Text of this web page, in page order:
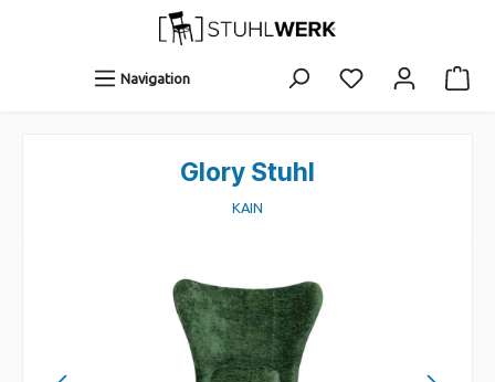
Navigation
Glory Stuhl
KAIN